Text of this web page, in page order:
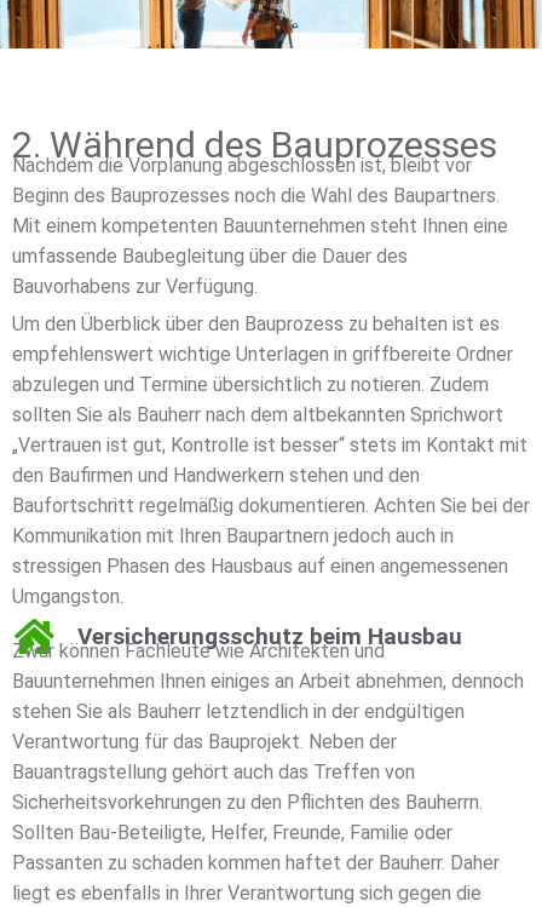
2. Während des Bauprozesses
Nachdem die Vorplanung abgeschlossen ist, bleibt vor
Beginn des Bauprozesses noch die Wahl des Baupartners.
Mit einem kompetenten Bauunternehmen steht Ihnen eine
umfassende Baubegleitung über die Dauer des
Bauvorhabens zur Verfügung.
Um den Überblick über den Bauprozess zu behalten ist es
empfehlenswert wichtige Unterlagen in griffbereite Ordner
abzulegen und Termine übersichtlich zu notieren. Zudem
sollten Sie als Bauherr nach dem altbekannten Sprichwort
„Vertrauen ist gut, Kontrolle ist besser“ stets im Kontakt mit
den Baufirmen und Handwerkern stehen und den
Baufortschritt regelmäßig dokumentieren. Achten Sie bei der
Kommunikation mit Ihren Baupartnern jedoch auch in
stressigen Phasen des Hausbaus auf einen angemessenen
Umgangston.
Versicherungsschutz beim Hausbau
Zwar können Fachleute wie Architekten und
Bauunternehmen Ihnen einiges an Arbeit abnehmen, dennoch
stehen Sie als Bauherr letztendlich in der endgültigen
Verantwortung für das Bauprojekt. Neben der
Bauantragstellung gehört auch das Treffen von
Sicherheitsvorkehrungen zu den Pflichten des Bauherrn.
Sollten Bau-Beteiligte, Helfer, Freunde, Familie oder
Passanten zu schaden kommen haftet der Bauherr. Daher
liegt es ebenfalls in Ihrer Verantwortung sich gegen die